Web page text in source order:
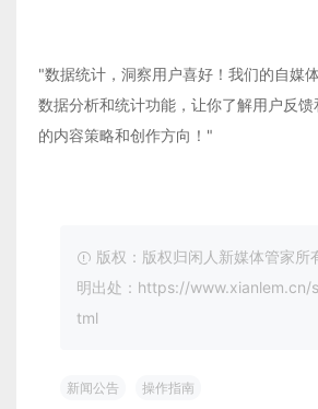
"数据统计，洞察用户喜好！我们的自媒
数据分析和统计功能，让你了解用户反
的内容策略和创作方向！"
版权：版权归闲人新媒体管家所
明出处：https://www.xianlem.cn/
tml
新闻公告 操作指南